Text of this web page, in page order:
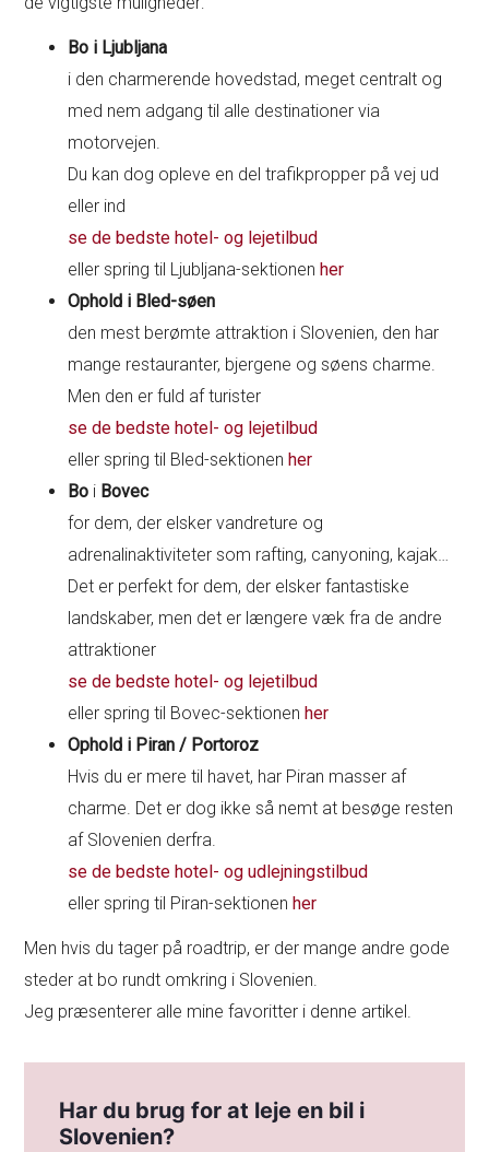
Bo i Ljubljana
i den charmerende hovedstad, meget centralt og
med nem adgang til alle destinationer via
motorvejen.
Du kan dog opleve en del trafikpropper på vej ud
eller ind
se de bedste hotel- og lejetilbud
eller spring til Ljubljana-sektionenher
Ophold i Bled-søen
den mest berømte attraktion i Slovenien, den har
mange restauranter, bjergene og søens charme.
Men den er fuld af turister
se de bedste hotel- og lejetilbud
eller spring til Bled-sektionenher
Bo i Bovec
for dem, der elsker vandreture og
adrenalinaktiviteter som rafting, canyoning, kajak…
Det er perfekt for dem, der elsker fantastiske
landskaber, men det er længere væk fra de andre
attraktioner
se de bedste hotel- og lejetilbud
eller spring til Bovec-sektionenher
Ophold i Piran / Portoroz
Hvis du er mere til havet, har Piran masser af
charme. Det er dog ikke så nemt at besøge resten
af Slovenien derfra.
se de bedste hotel- og udlejningstilbud
eller spring til Piran-sektionenher
Men hvis du tager på roadtrip, er der mange andre gode
steder at bo rundt omkring i Slovenien.
Jeg præsenterer alle mine favoritter i denne artikel.
Har du brug for at leje en bil i
Slovenien?